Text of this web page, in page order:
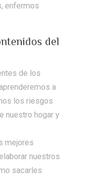
enfermos
del
de los
a
los riesgos
nuestro hogar y
mejores
nuestros
sacarles